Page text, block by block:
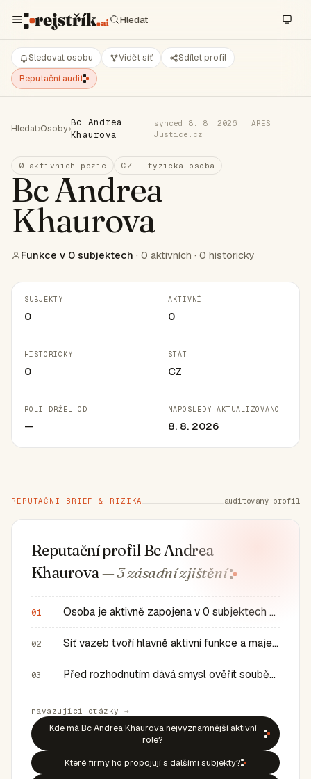
Sledovat osobu Vidět síť
Sdílet profil
Reputační audit
Hledat›Osoby›
Bc Andrea
Khaurova
synced 8. 8. 2026 · ARES ·
Justice.cz
0 aktivních pozic CZ · fyzická osoba
Bc Andrea
Khaurova
Funkce v 0 subjektech · 0 aktivních · 0 historicky
SUBJEKTY
0
AKTIVNÍ
0
HISTORICKY
0
STÁT
CZ
ROLI DRŽEL OD
—
NAPOSLEDY AKTUALIZOVÁNO
8. 8. 2026
REPUTAČNÍ BRIEF & RIZIKA auditovaný profil
Reputační profil Bc Andrea
Khaurova— 3 zásadnízjištění
01 Osoba je aktivně zapojena v 0 subjektech a má 0 historic…
02 Síť vazeb tvoří hlavně aktivní funkce a majetkové role v…
03 Před rozhodnutím dává smysl ověřit souběh rolí, historic…
navazující otázky →
Kde má Bc Andrea Khaurova nejvýznamnější aktivní
role?
Které firmy ho propojují s dalšími subjekty?